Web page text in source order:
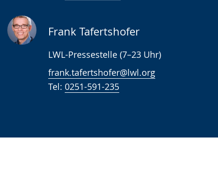
Frank Tafertshofer
LWL-Pressestelle (7–23 Uhr)
frank.tafertshofer@lwl.org
Tel: 0251-591-235